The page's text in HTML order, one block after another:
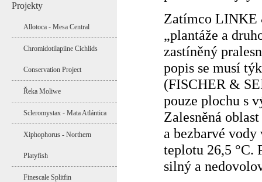
Projekty
Allotoca - Mesa Central
Chromidotilapiine Cichlids
Conservation Project
Řeka Moliwe
Scleromystax - Mata Atlántica
Xiphophorus - Northern
Platyfish
Finescale Splitfin
Zatímco LINKE
„plantáže a
zastíněný
popis se musí
(FISCHER &
pouze plochu s
Zalesněná
a bezbarvé
teplotu 26,5 °C.
silný a